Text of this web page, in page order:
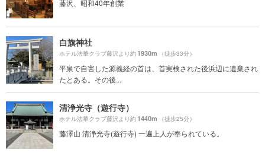
藤沢、昭和40年創業
白旗神社
ホテル法華クラブ藤沢より約1930m （徒歩33分）
平泉で自害した源義経の首は、首実検された後浜辺に遺棄され
たとある。その後...
清浄光寺（遊行寺）
ホテル法華クラブ藤沢より約1440m （徒歩25分）
藤澤山 清浄光寺(遊行寺) 一遍上人が奉られている。